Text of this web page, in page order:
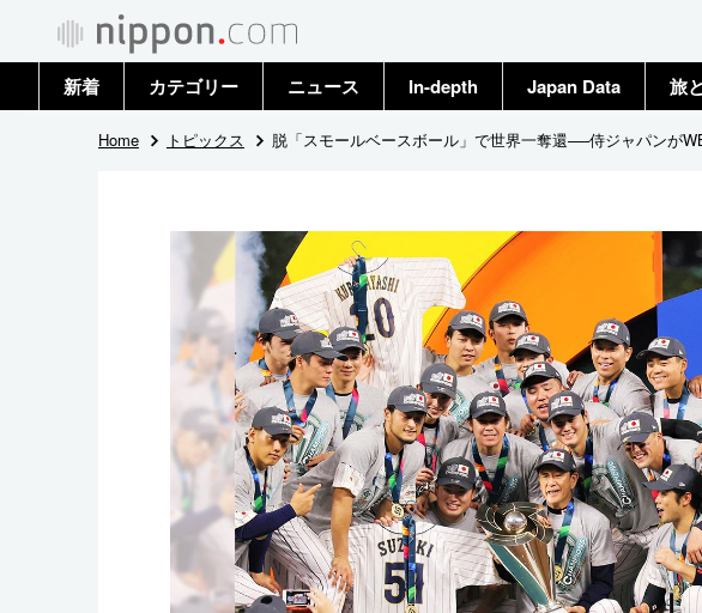
新着 カテゴリー
政治・外交
科学・技術
暮らし
スポーツ・東京2020
ニュース
トップ
In-depth Japan Data 旅
Home トピックス 脱「スモールベースボール」で世界一奪還──侍ジャパンが